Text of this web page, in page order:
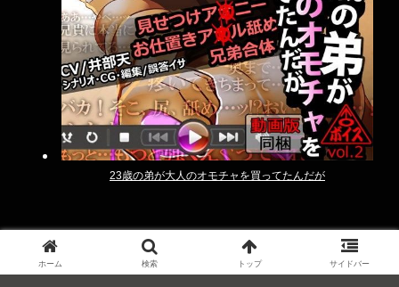
23歳の弟が大人のオモチャを買ってたんだが
Copyright © 2019 げいたい│ゲイのエロ体験談 All Rights
ホーム 検索 トップ サイドバー